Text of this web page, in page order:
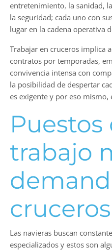
entretenimiento, la sanidad,
la seguridad; cada uno con
lugar en la cadena operativa
Trabajar en cruceros implica
contratos por temporadas,
convivencia intensa con
la posibilidad de despertar
es exigente y por eso
Puestos
trabajo
cruceros
Las navieras buscan
especializados y estos son